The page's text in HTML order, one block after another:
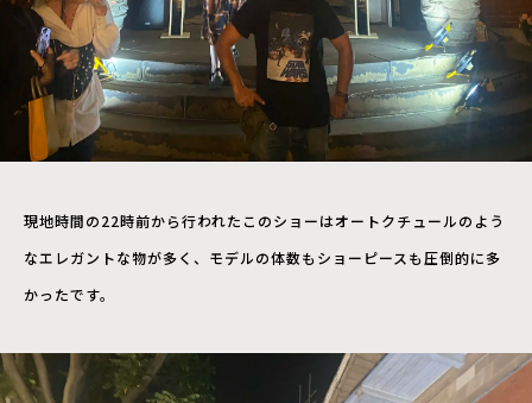
現地時間の22時前から行われたこのショーはオートクチュールのよう
なエレガントな物が多く、モデルの体数もショーピースも圧倒的に多
かったです。